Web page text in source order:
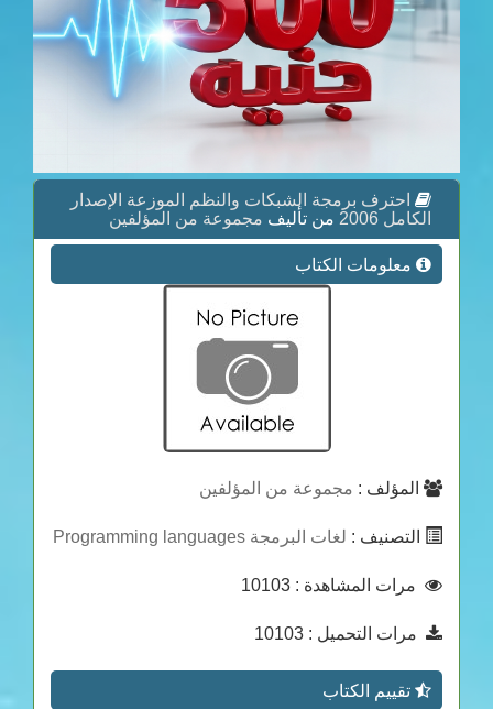
احترف برمجة الشبكات والنظم الموزعة الإصدار
الكامل 2006
من تأليف مجموعة من المؤلفين
معلومات الكتاب
المؤلف : مجموعة من المؤلفين
التصنيف : لغات البرمجة Programming languages
مرات المشاهدة : 10103
مرات التحميل : 10103
تقييم الكتاب